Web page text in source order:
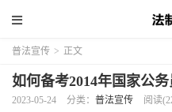
普法宣传 > 正文
如何备考2014年国家公务
2023-05-24 分类： 普法宣传 阅读